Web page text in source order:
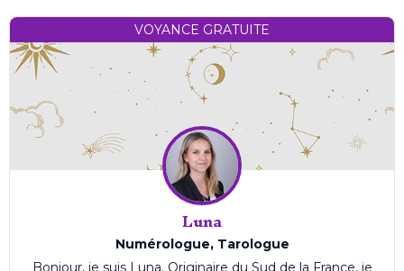
VOYANCE GRATUITE
Luna
Numérologue, Tarologue
Bonjour, je suis Luna. Originaire du Sud de la France, je